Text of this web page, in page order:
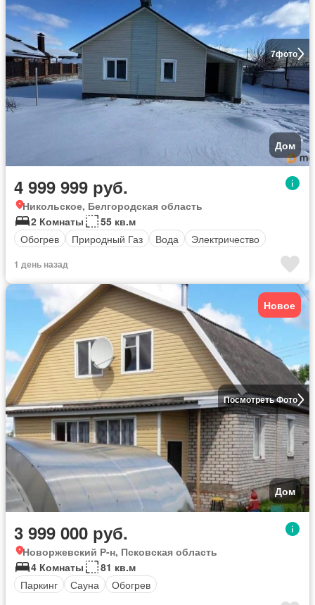
7фото
Дом
4 999 999 руб.
Никольское, Белгородская область
2 Комнаты
55 кв.м
Обогрев
Природный Газ Вода Электричество
1 день назад
Посмотреть Фото
Новое
Дом
3 999 000 руб.
Новоржевский Р-н, Псковская область
4 Комнаты
81 кв.м
Паркинг
Сауна Обогрев